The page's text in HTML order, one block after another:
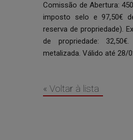
Comissão de Abertura:
imposto selo e 97,50€
reserva de propriedade).
de propriedade:
metalizada. Válido até 28/
« Voltar à lista